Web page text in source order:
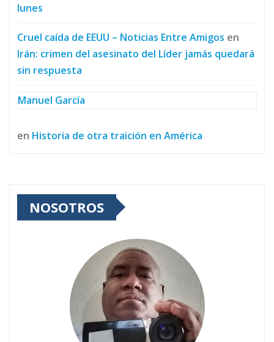
lunes
Cruel caída de EEUU – Noticias Entre Amigos en
Irán: crimen del asesinato del Líder jamás quedará
sin respuesta
Manuel García
en Historia de otra traición en América
NOSOTROS